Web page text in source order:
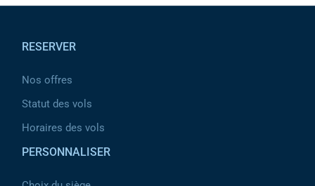
RESERVER
Nos offres
Statut des vols
Horaires des vols
PERSONNALISER